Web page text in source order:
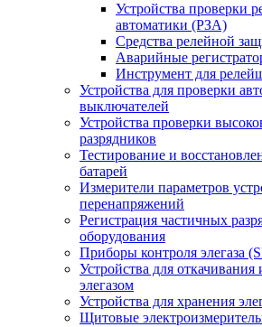
Устройства проверки
автоматики (РЗА)
Средства релейной
Аварийные
Инструмент для
Устройства для проверки
выключателей
Устройства проверки
разрядников
Тестирование и
батарей
Измерители параметров
перенапряжений
Регистрация частичных
оборудования
Приборы контроля элегаза
Устройства для откачивания
элегазом
Устройства для хранения
Щитовые